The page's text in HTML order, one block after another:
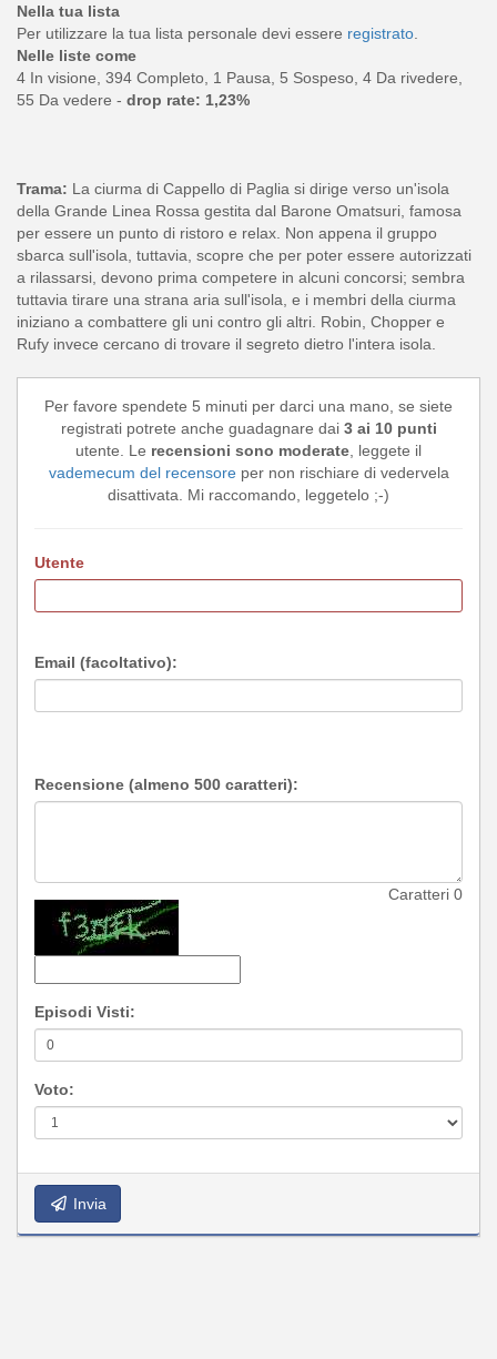
Nella tua lista
Per utilizzare la tua lista personale devi essere registrato.
Nelle liste come
4 In visione, 394 Completo, 1 Pausa, 5 Sospeso, 4 Da rivedere,
55 Da vedere - drop rate: 1,23%
Trama: La ciurma di Cappello di Paglia si dirige verso un'isola
della Grande Linea Rossa gestita dal Barone Omatsuri, famosa
per essere un punto di ristoro e relax. Non appena il gruppo
sbarca sull'isola, tuttavia, scopre che per poter essere autorizzati
a rilassarsi, devono prima competere in alcuni concorsi; sembra
tuttavia tirare una strana aria sull'isola, e i membri della ciurma
iniziano a combattere gli uni contro gli altri. Robin, Chopper e
Rufy invece cercano di trovare il segreto dietro l'intera isola.
Per favore spendete 5 minuti per darci una mano, se siete
registrati potrete anche guadagnare dai 3 ai 10 punti
utente. Le recensioni sono moderate, leggete il
vademecum del recensoreper non rischiare di vedervela
disattivata. Mi raccomando, leggetelo ;-)
Utente
Email (facoltativo):
Recensione (almeno 500 caratteri):
Caratteri 0
Episodi Visti:
Voto:
Invia